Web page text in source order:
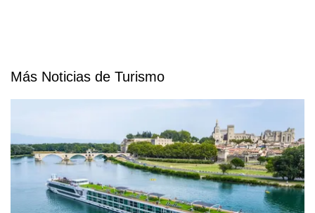
Más Noticias de Turismo